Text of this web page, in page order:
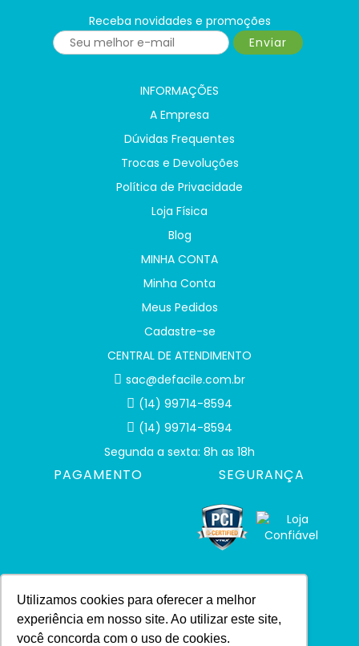
Utilizamos cookies para oferecer a melhor
experiência em nosso site. Ao utilizar este site,
você concorda com o uso de cookies.
Receba novidades e promoções
Enviar
INFORMAÇÕES
A Empresa
Dúvidas Frequentes
Trocas e Devoluções
Política de Privacidade
Loja Física
Blog
MINHA CONTA
Minha Conta
Meus Pedidos
Cadastre-se
CENTRAL DE ATENDIMENTO
sac@defacile.com.br
(14) 99714-8594
(14) 99714-8594
Segunda a sexta: 8h as 18h
PAGAMENTO SEGURANÇA